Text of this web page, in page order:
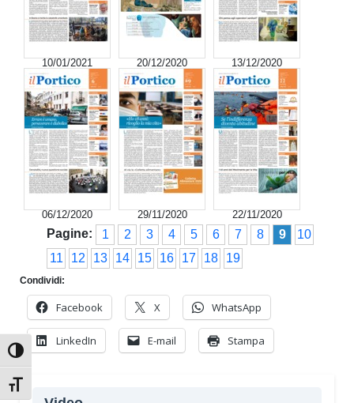
Attiva/disattiva alto contrasto
Attiva/disattiva dimensione testo
10/01/2021 20/12/2020 13/12/2020
06/12/2020 29/11/2020 22/11/2020
Pagine: 1 2 3 4 5 6 7 8 9
10
11
12 13 14 15 16 17 18 19
Condividi:
Facebook X WhatsApp
LinkedIn E-mail Stampa